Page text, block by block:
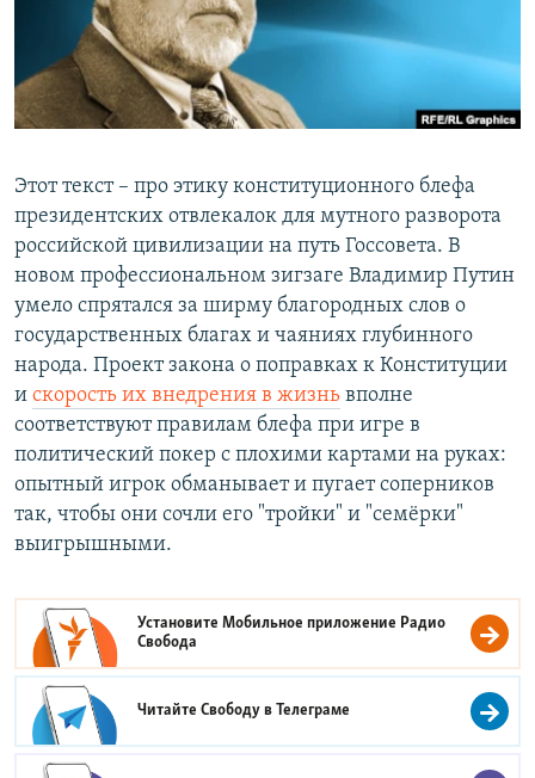
СОЦИАЛЬНЫЕ СЕТИ
Все сайты РСЕ/РС
Этот текст – про этику конституционного блефа
президентских отвлекалок для мутного разворота
российской цивилизации на путь Госсовета. В
новом профессиональном зигзаге Владимир Путин
умело спрятался за ширму благородных слов о
государственных благах и чаяниях глубинного
народа. Проект закона о поправках к Конституции
и скорость их внедрения в жизнь вполне
соответствуют правилам блефа при игре в
политический покер с плохими картами на руках:
опытный игрок обманывает и пугает соперников
так, чтобы они сочли его "тройки" и "семёрки"
выигрышными.
Установите Мобильное приложение Радио
Свобода
Читайте Свободу вТелеграме